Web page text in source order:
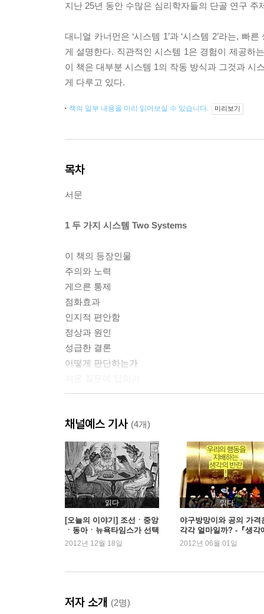
지난 25년 동안 수많은 심리학자들의 단골 연구 주
대니얼 카너먼은 ‘시스템 1’과 ‘시스템 2’라는,
게 설명한다. 직관적인 시스템 1은 경험이 제공하
이 책은 대부분 시스템 1의 작동 방식과 그것과 시
게 다루고 있다.
책의 일부 내용을 미리 읽어보실 수 있습니다. 미리보기
목차
서문
1 두 가지 시스템 Two Systems
이 책의 등장인물
주의와 노력
게으른 통제
점화효과
인지적 편안함
정상과 원인
성급한 결론
어떻게 판단하는가
적은 숫자의 법칙
닻
가용성의 과학
가용성 폭포
톰 W의 전공
적은 게 더 가치 있다
원인이 통계를 이긴다
평균으로의 회귀
채널예스 기사 (4개)
읽다
[오늘의 이야기] 조선ㆍ중앙
ㆍ동아ㆍ뉴욕타임스가 선택
한 올해 최고의 책
2012년 12월 18일
읽다
야구방망이와 공의 가격
각각 얼마일까? -『생각
관한 생각』
2012년 06월 01일
저자 소개 (2명)